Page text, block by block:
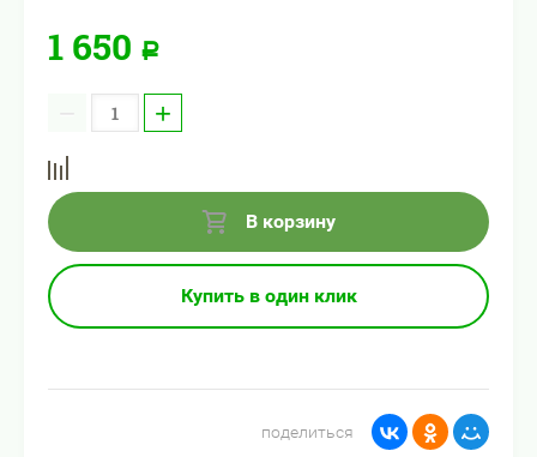
1 650 Р
− +
В корзину
Купить в один клик
поделиться